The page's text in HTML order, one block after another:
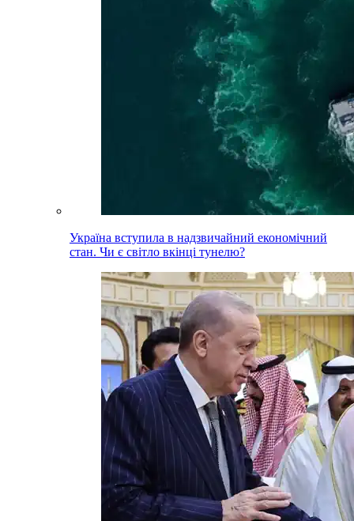
Україна вступила в надзвичайний економічний
стан. Чи є світло вкінці тунелю?